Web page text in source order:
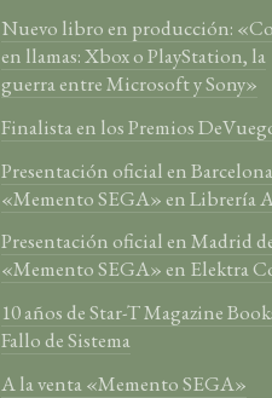
Nuevo libro en producción:
en llamas: Xbox o PlayStation, la
guerra entre Microsoft y Sony»
Finalista en los Premios
Presentación oficial en
«Memento SEGA» en Librería
Presentación oficial en Madrid
«Memento SEGA» en Elektra
10 años de Star-T Magazine
Fallo de Sistema
A la venta «Memento SEGA»